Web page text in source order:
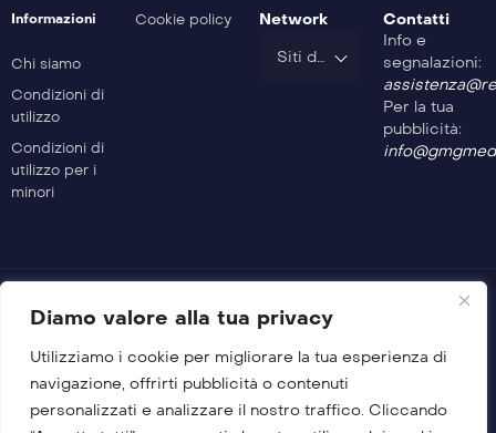
Diamo valore alla tua privacy
Utilizziamo i cookie per migliorare la tua esperienza di
navigazione, offrirti pubblicità o contenuti
personalizzati e analizzare il nostro traffico. Cliccando
Motosport Garage – 9^ Puntata
Motosport Garage – 8^ Puntata
Informazioni
Chi siamo
Condizioni di
utilizzo
Condizioni di
utilizzo per i
minori
Cookie policy
Network
Siti del Gruppo
Contatti
Info e
segnalazioni:
Per la tua
pubblicità:
© 2026 GMG Media Company Di Mossutti Gianluca
Sede legale: Corso Umberto Maddalena 25 – Cap 83030 –
Venticano (AV)